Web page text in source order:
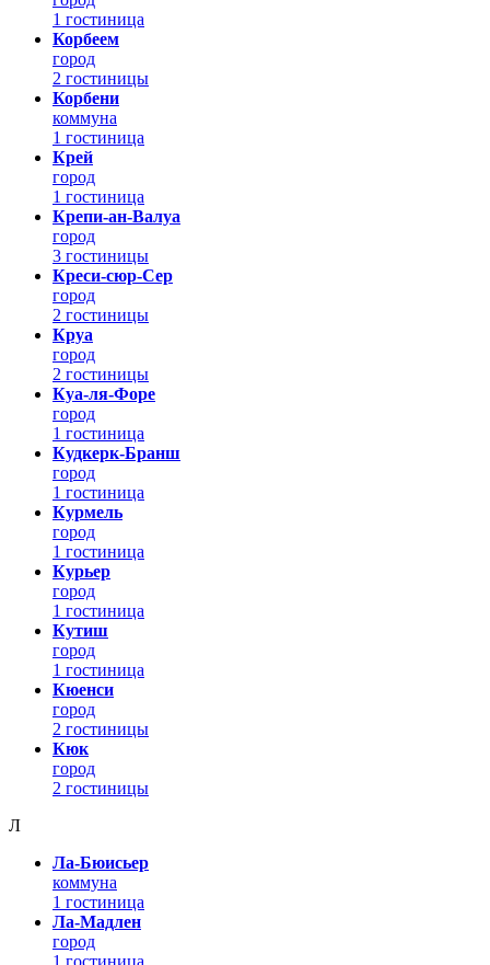
1 гостиница
Корбеем
город
2 гостиницы
Корбени
коммуна
1 гостиница
Крей
город
1 гостиница
Крепи-ан-Валуа
город
3 гостиницы
Креси-сюр-Сер
город
2 гостиницы
Круа
город
2 гостиницы
Куа-ля-Форе
город
1 гостиница
Кудкерк-Бранш
город
1 гостиница
Курмель
город
1 гостиница
Курьер
город
1 гостиница
Кутиш
город
1 гостиница
Кюенси
город
2 гостиницы
Кюк
город
2 гостиницы
Л
Ла-Бюисьер
коммуна
1 гостиница
Ла-Мадлен
город
1 гостиница